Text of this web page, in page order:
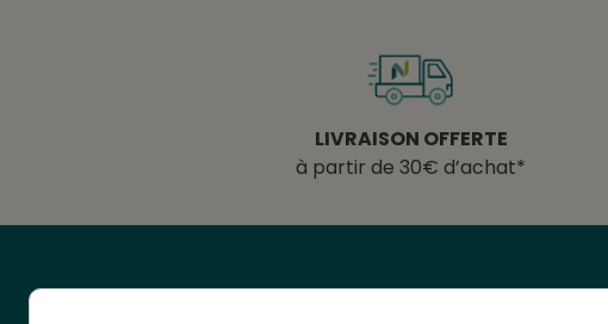
LIVRAISON OFFERTE
à partir de 30€ d’achat*